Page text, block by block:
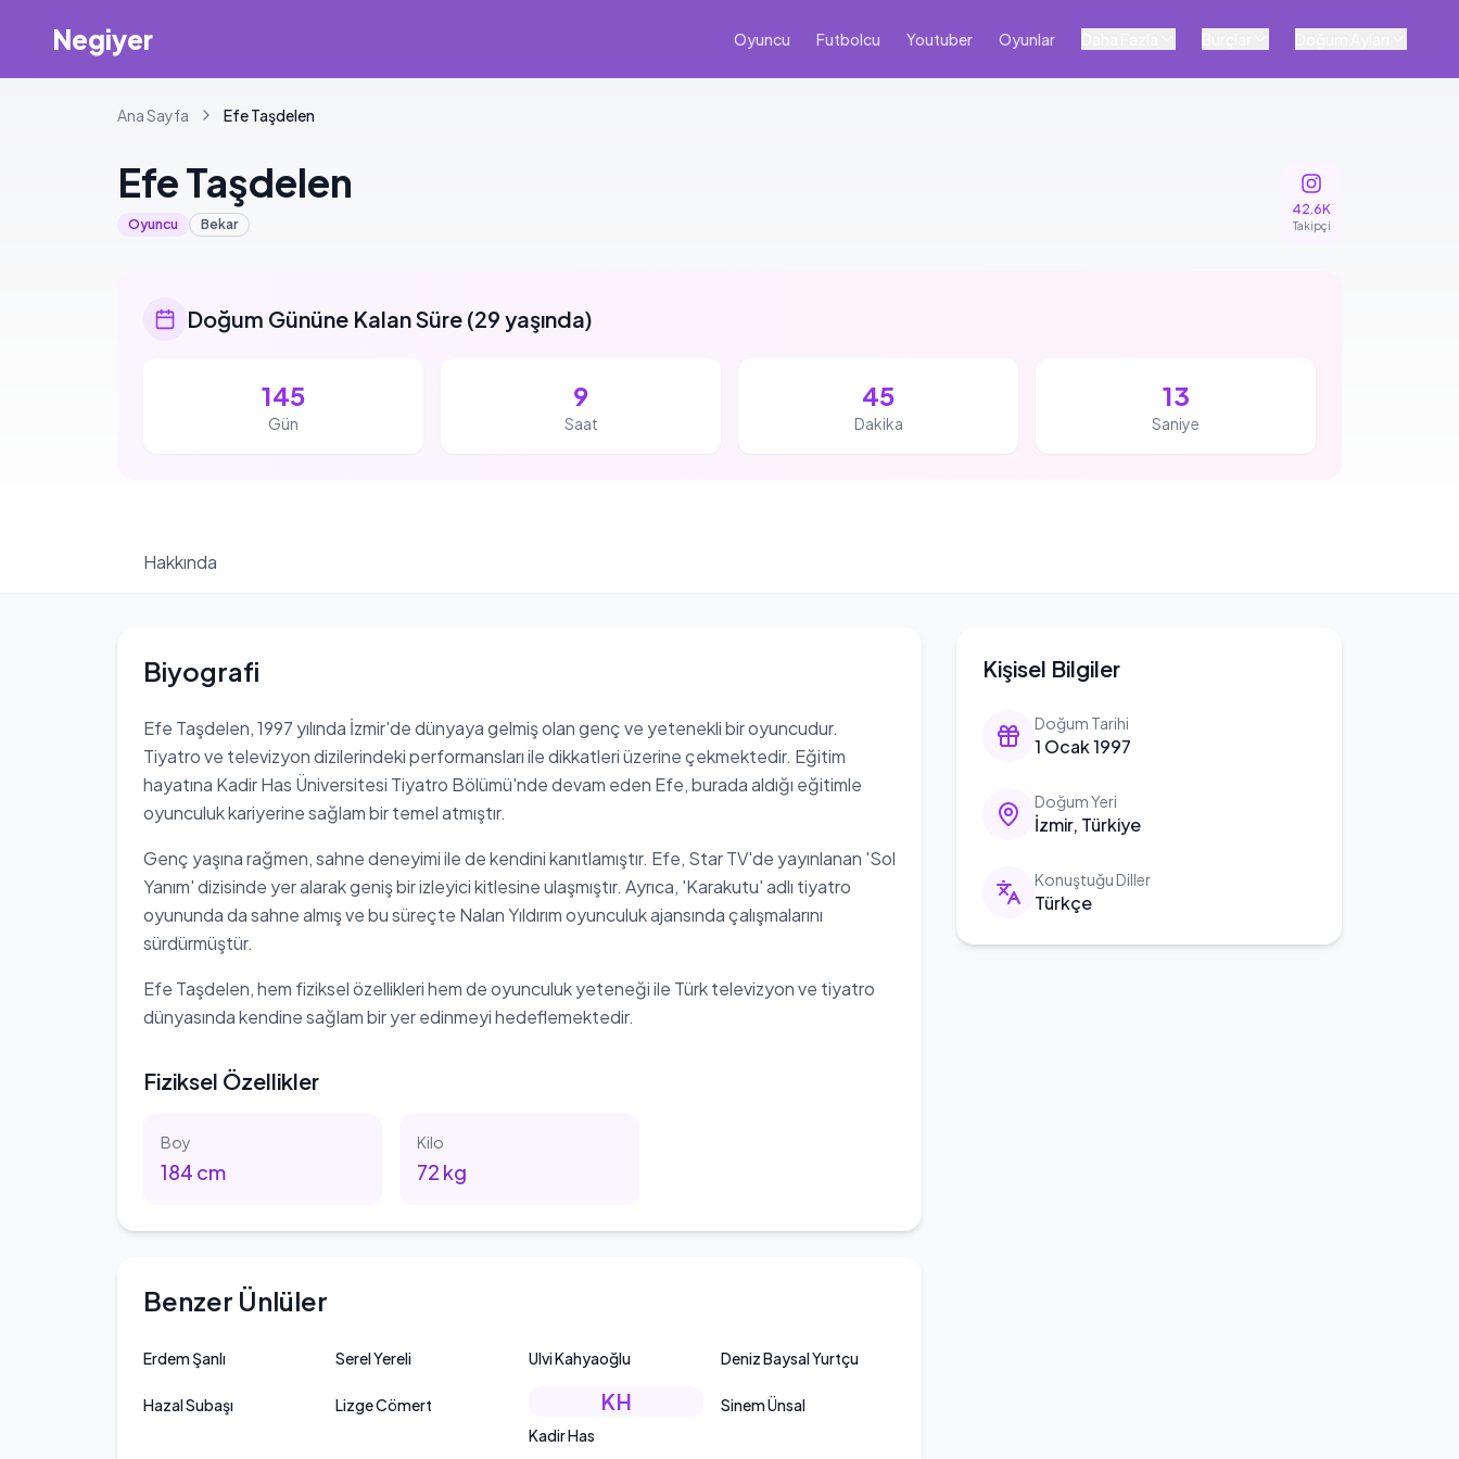
Negiyer Oyuncu Futbolcu Youtuber Oyunlar
Ana Sayfa EfeTaşdelen
EfeTaşdelen
Oyuncu Bekar
42.6K
Takipçi
Doğum Gününe Kalan Süre (29 yaşında)
145
Gün
9
Saat
45
Dakika
12
Saniye
Hakkında
Kişisel Bilgiler
Doğum Tarihi
1 Ocak 1997
Doğum Yeri
İzmir, Türkiye
Konuştuğu Diller
Türkçe
Biyografi
Efe Taşdelen, 1997 yılında İzmir'de dünyaya gelmiş olan genç ve yetenekli bir oyuncudur.
Tiyatro ve televizyon dizilerindeki performansları ile dikkatleri üzerine çekmektedir. Eğitim
hayatına Kadir Has Üniversitesi Tiyatro Bölümü'nde devam eden Efe, burada aldığı eğitimle
oyunculuk kariyerine sağlam bir temel atmıştır.
Genç yaşına rağmen, sahne deneyimi ile de kendini kanıtlamıştır. Efe, Star TV'de yayınlanan 'Sol
Yanım' dizisinde yer alarak geniş bir izleyici kitlesine ulaşmıştır. Ayrıca, 'Karakutu' adlı tiyatro
oyununda da sahne almış ve bu süreçte Nalan Yıldırım oyunculuk ajansında çalışmalarını
sürdürmüştür.
Efe Taşdelen, hem fiziksel özellikleri hem de oyunculuk yeteneği ile Türk televizyon ve tiyatro
dünyasında kendine sağlam bir yer edinmeyi hedeflemektedir.
Fiziksel Özellikler
Boy
184 cm
Kilo
72 kg
Benzer Ünlüler
Erdem Şanlı Serel Yereli Ulvi Kahyaoğlu Deniz Baysal Yurtçu
Hazal Subaşı Lizge Cömert KH
Kadir Has
Sinem Ünsal